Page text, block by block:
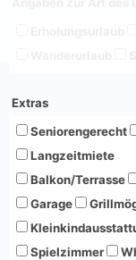
Extras
Seniorengerecht
Langzeitmiete
Balkon/Terrasse
Garage
Spielzimmer